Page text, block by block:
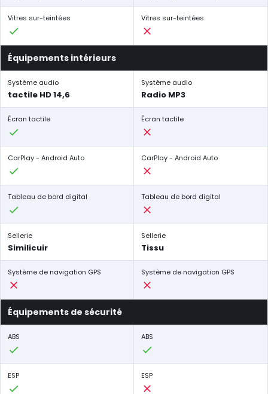
Vitres sur-teintées Vitres sur-teintées
Équipements intérieurs
Système audio
tactile HD 14,6
Système audio
Radio MP3
Écran tactile Écran tactile
CarPlay - Android Auto CarPlay - Android Auto
Tableau de bord digital Tableau de bord digital
Sellerie
Similicuir
Sellerie
Tissu
Système de navigation GPS Système de navigation GPS
Équipements de sécurité
ABS ABS
ESP ESP